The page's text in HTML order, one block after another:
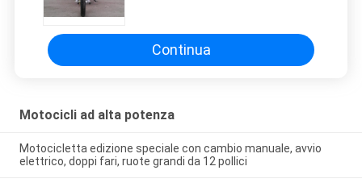
posteriore raffreddata
Continua
Motocicli ad alta potenza
Motocicletta edizione speciale con cambio manuale, avvio
elettrico, doppi fari, ruote grandi da 12 pollici